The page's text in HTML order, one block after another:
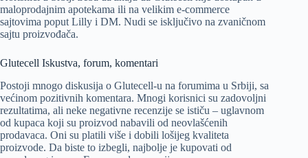
maloprodajnim apotekama ili na velikim e-commerce
sajtovima poput Lilly i DM. Nudi se isključivo na zvaničnom
sajtu proizvođača.
Glutecell Iskustva, forum, komentari
Postoji mnogo diskusija o Glutecell-u na forumima u Srbiji, sa
većinom pozitivnih komentara. Mnogi korisnici su zadovoljni
rezultatima, ali neke negativne recenzije se ističu – uglavnom
od kupaca koji su proizvod nabavili od neovlašćenih
prodavaca. Oni su platili više i dobili lošijeg kvaliteta
proizvode. Da biste to izbegli, najbolje je kupovati od